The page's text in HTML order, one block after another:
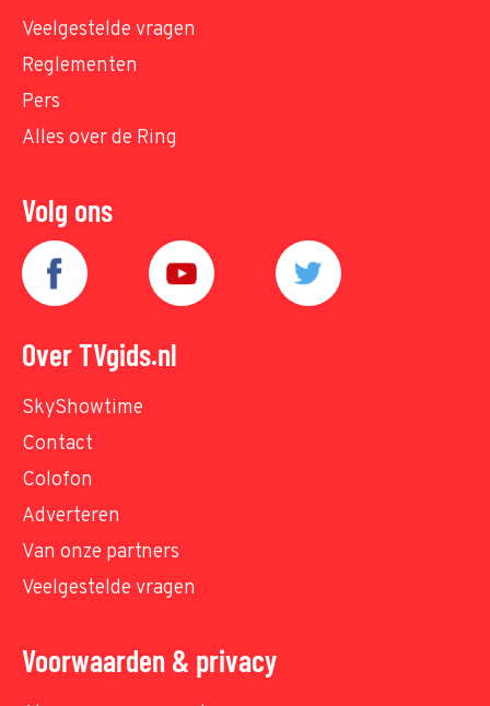
Veelgestelde vragen
Reglementen
Pers
Alles over de Ring
Volg ons
Over TVgids.nl
SkyShowtime
Contact
Colofon
Adverteren
Van onze partners
Veelgestelde vragen
Voorwaarden & privacy